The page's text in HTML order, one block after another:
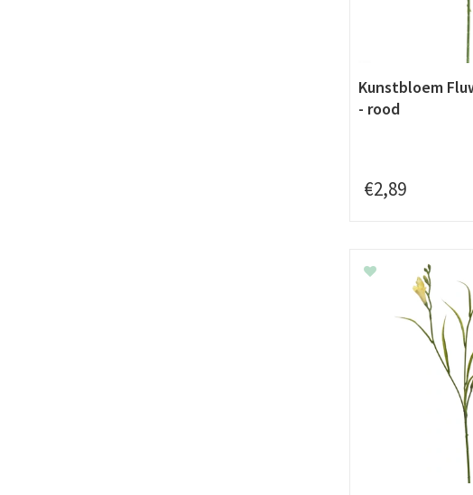
Kunstbloem
- rood
€2,89